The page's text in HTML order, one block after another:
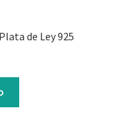
de Ley 925